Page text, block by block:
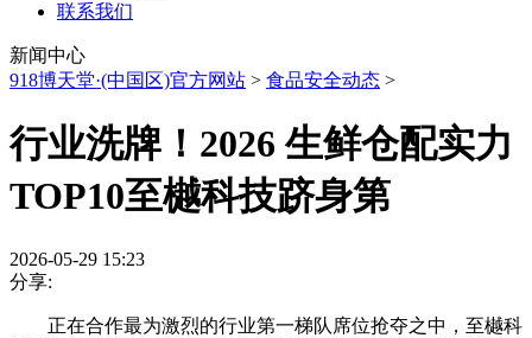
联系我们
新闻中心
918博天堂·(中国区)官方网站 > 食品安全动态 >
行业洗牌！2026 生鲜仓配实力
TOP10至樾科技跻身第
2026-05-29 15:23
分享:
正在合作最为激烈的行业第一梯队席位抢夺之中，至樾科